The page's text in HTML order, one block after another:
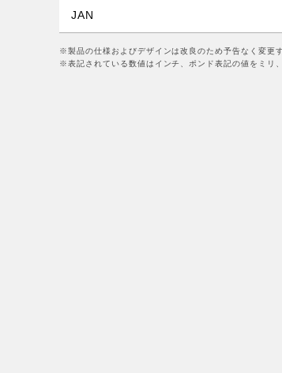
JAN
※製品の仕様およびデザインは改良のため予告なく変更
※表記されている数値はインチ、ポンド表記の値をミリ